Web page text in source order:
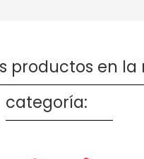
productos en la
categoría: